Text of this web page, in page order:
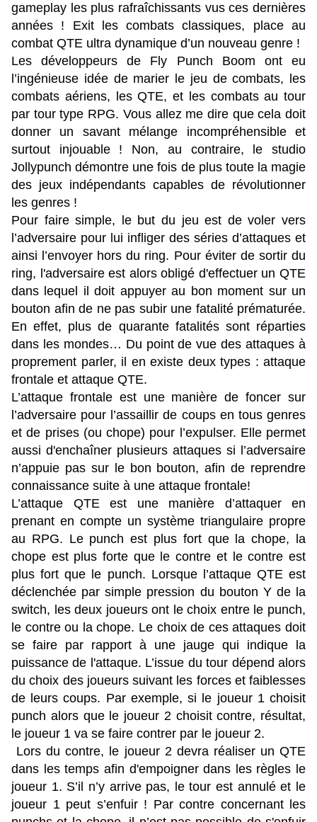
gameplay les plus rafraîchissants vus ces dernières
années ! Exit les combats classiques, place au
combat QTE ultra dynamique d’un nouveau genre !
Les développeurs de Fly Punch Boom ont eu
l’ingénieuse idée de marier le jeu de combats, les
combats aériens, les QTE, et les combats au tour
par tour type RPG. Vous allez me dire que cela doit
donner un savant mélange incompréhensible et
surtout injouable ! Non, au contraire, le studio
Jollypunch démontre une fois de plus toute la magie
des jeux indépendants capables de révolutionner
les genres !
Pour faire simple, le but du jeu est de voler vers
l’adversaire pour lui infliger des séries d’attaques et
ainsi l’envoyer hors du ring. Pour éviter de sortir du
ring, l'adversaire est alors obligé d'effectuer un QTE
dans lequel il doit appuyer au bon moment sur un
bouton afin de ne pas subir une fatalité prématurée.
En effet, plus de quarante fatalités sont réparties
dans les mondes… Du point de vue des attaques à
proprement parler, il en existe deux types : attaque
frontale et attaque QTE.
L’attaque frontale est une manière de foncer sur
l’adversaire pour l’assaillir de coups en tous genres
et de prises (ou chope) pour l’expulser. Elle permet
aussi d'enchaîner plusieurs attaques si l’adversaire
n’appuie pas sur le bon bouton, afin de reprendre
connaissance suite à une attaque frontale!
L’attaque QTE est une manière d’attaquer en
prenant en compte un système triangulaire propre
au RPG. Le punch est plus fort que la chope, la
chope est plus forte que le contre et le contre est
plus fort que le punch. Lorsque l’attaque QTE est
déclenchée par simple pression du bouton Y de la
switch, les deux joueurs ont le choix entre le punch,
le contre ou la chope. Le choix de ces attaques doit
se faire par rapport à une jauge qui indique la
puissance de l'attaque. L’issue du tour dépend alors
du choix des joueurs suivant les forces et faiblesses
de leurs coups. Par exemple, si le joueur 1 choisit
punch alors que le joueur 2 choisit contre, résultat,
le joueur 1 va se faire contrer par le joueur 2.
Lors du contre, le joueur 2 devra réaliser un QTE
dans les temps afin d'empoigner dans les règles le
joueur 1. S’il n’y arrive pas, le tour est annulé et le
joueur 1 peut s’enfuir ! Par contre concernant les